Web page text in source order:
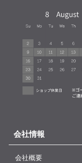
会社情報
会社概要